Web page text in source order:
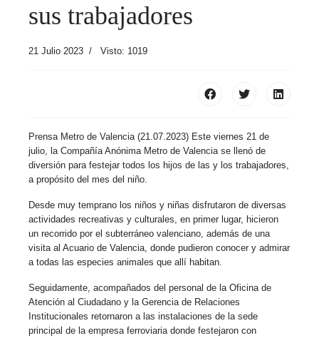
sus trabajadores
21 Julio 2023 Visto: 1019
Prensa Metro de Valencia (21.07.2023) Este viernes 21 de
julio, la Compañía Anónima Metro de Valencia se llenó de
diversión para festejar todos los hijos de las y los trabajadores,
a propósito del mes del niño.
Desde muy temprano los niños y niñas disfrutaron de diversas
actividades recreativas y culturales, en primer lugar, hicieron
un recorrido por el subterráneo valenciano, además de una
visita al Acuario de Valencia, donde pudieron conocer y admirar
a todas las especies animales que allí habitan.
Seguidamente, acompañados del personal de la Oficina de
Atención al Ciudadano y la Gerencia de Relaciones
Institucionales retornaron a las instalaciones de la sede
principal de la empresa ferroviaria donde festejaron con